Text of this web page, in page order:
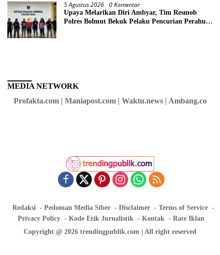
5 Agustus 2026 0 Komentar
Upaya Melarikan Diri Ambyar, Tim Resmob
Polres Bolmut Bekuk Pelaku Pencurian Perahu
MEDIA NETWORK
Profakta.com | Maniapost.com | Waktu.news | Ambang.co
Redaksi Pedoman Media Siber Disclaimer
Terms of Service
Privacy Policy
Kode Etik Jurnalistik Kontak
Rate Iklan
Copyright @ 2026 trendingpublik.com | All right reserved